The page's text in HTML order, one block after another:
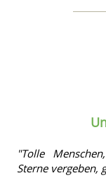
"Tolle
Sterne vergeben,